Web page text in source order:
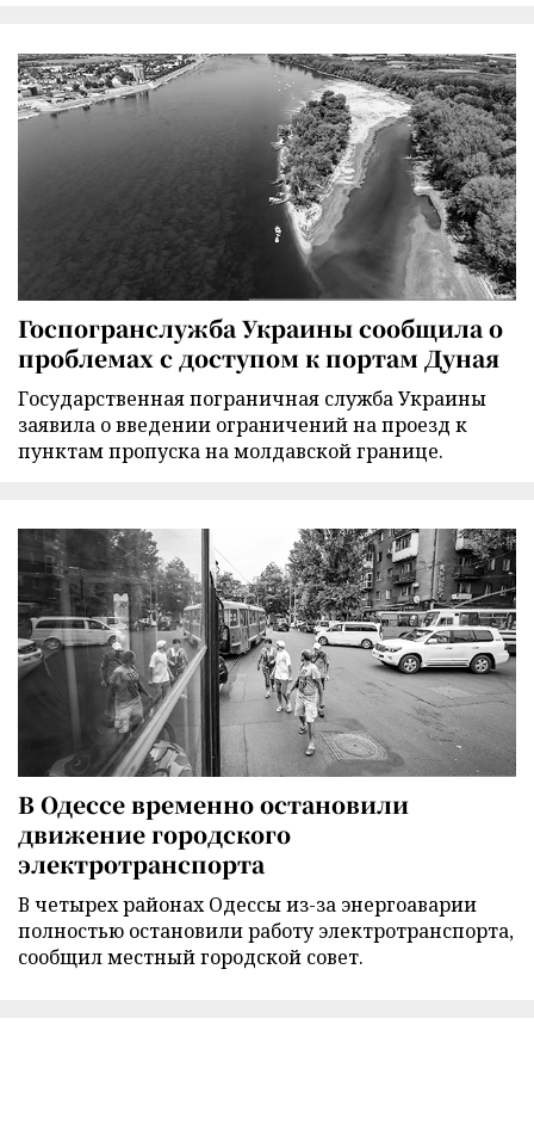
Госпогранслужба Украины сообщила о
проблемах с доступом к портам Дуная
Государственная пограничная служба Украины
заявила о введении ограничений на проезд к
пунктам пропуска на молдавской границе.
В Одессе временно остановили
движение городского
электротранспорта
В четырех районах Одессы из-за энергоаварии
полностью остановили работу электротранспорта,
сообщил местный городской совет.